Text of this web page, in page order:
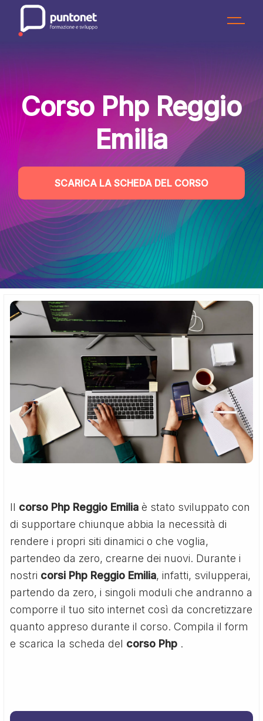
content
Corso Php Reggio
Emilia
SCARICA LA SCHEDA DEL CORSO
Il corso Php Reggio Emilia è stato sviluppato con
di supportare chiunque abbia la necessità di
rendere i propri siti dinamici o che voglia,
partendeo da zero, crearne dei nuovi. Durante i
nostri corsi Php Reggio Emilia, infatti, svilupperai,
partendo da zero, i singoli moduli che andranno a
comporre il tuo sito internet così da concretizzare
quanto appreso durante il corso. Compila il form
e scarica la scheda del corso Php .